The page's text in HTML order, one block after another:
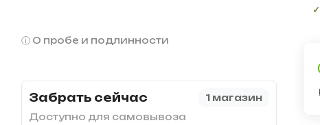
О пробе и подлинности
Забрать сейчас
1 магазин
Доступно для самовывоза
✓